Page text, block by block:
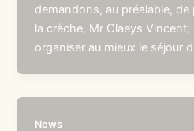
demandons, au préalable,
la crèche, Mr Claeys Vincent,
organiser au mieux le séjour
News